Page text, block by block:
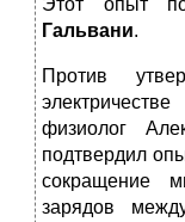
Этот опыт
Гальвани.
Против
физиолог
подтвердил
сокращение
зарядов